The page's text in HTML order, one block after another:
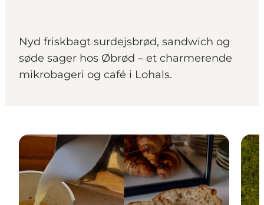
Nyd friskbagt surdejsbrød, sandwich og
søde sager hos Øbrød – et charmerende
mikrobageri og café i Lohals.